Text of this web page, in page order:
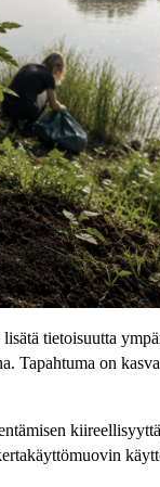
tietoisuutta
Tapahtuma on